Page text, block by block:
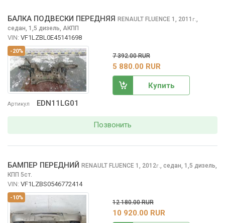
-20%
Артикул EDN11LG01
БАЛКА ПОДВЕСКИ ПЕРЕДНЯЯ RENAULT FLUENCE 1, 2011 г.
седан, 1,5 дизель, АКПП
VIN: VF1LZBL0E45141698
7 392.00 RUR
5 880.00 RUR
Купить
Позвонить
-10%
БАМПЕР ПЕРЕДНИЙ RENAULT FLUENCE 1, 2012г.
седан, 1,5 дизель,
КПП 5ст.
VIN: VF1LZBS0546772414
12 180.00 RUR
10 920.00 RUR